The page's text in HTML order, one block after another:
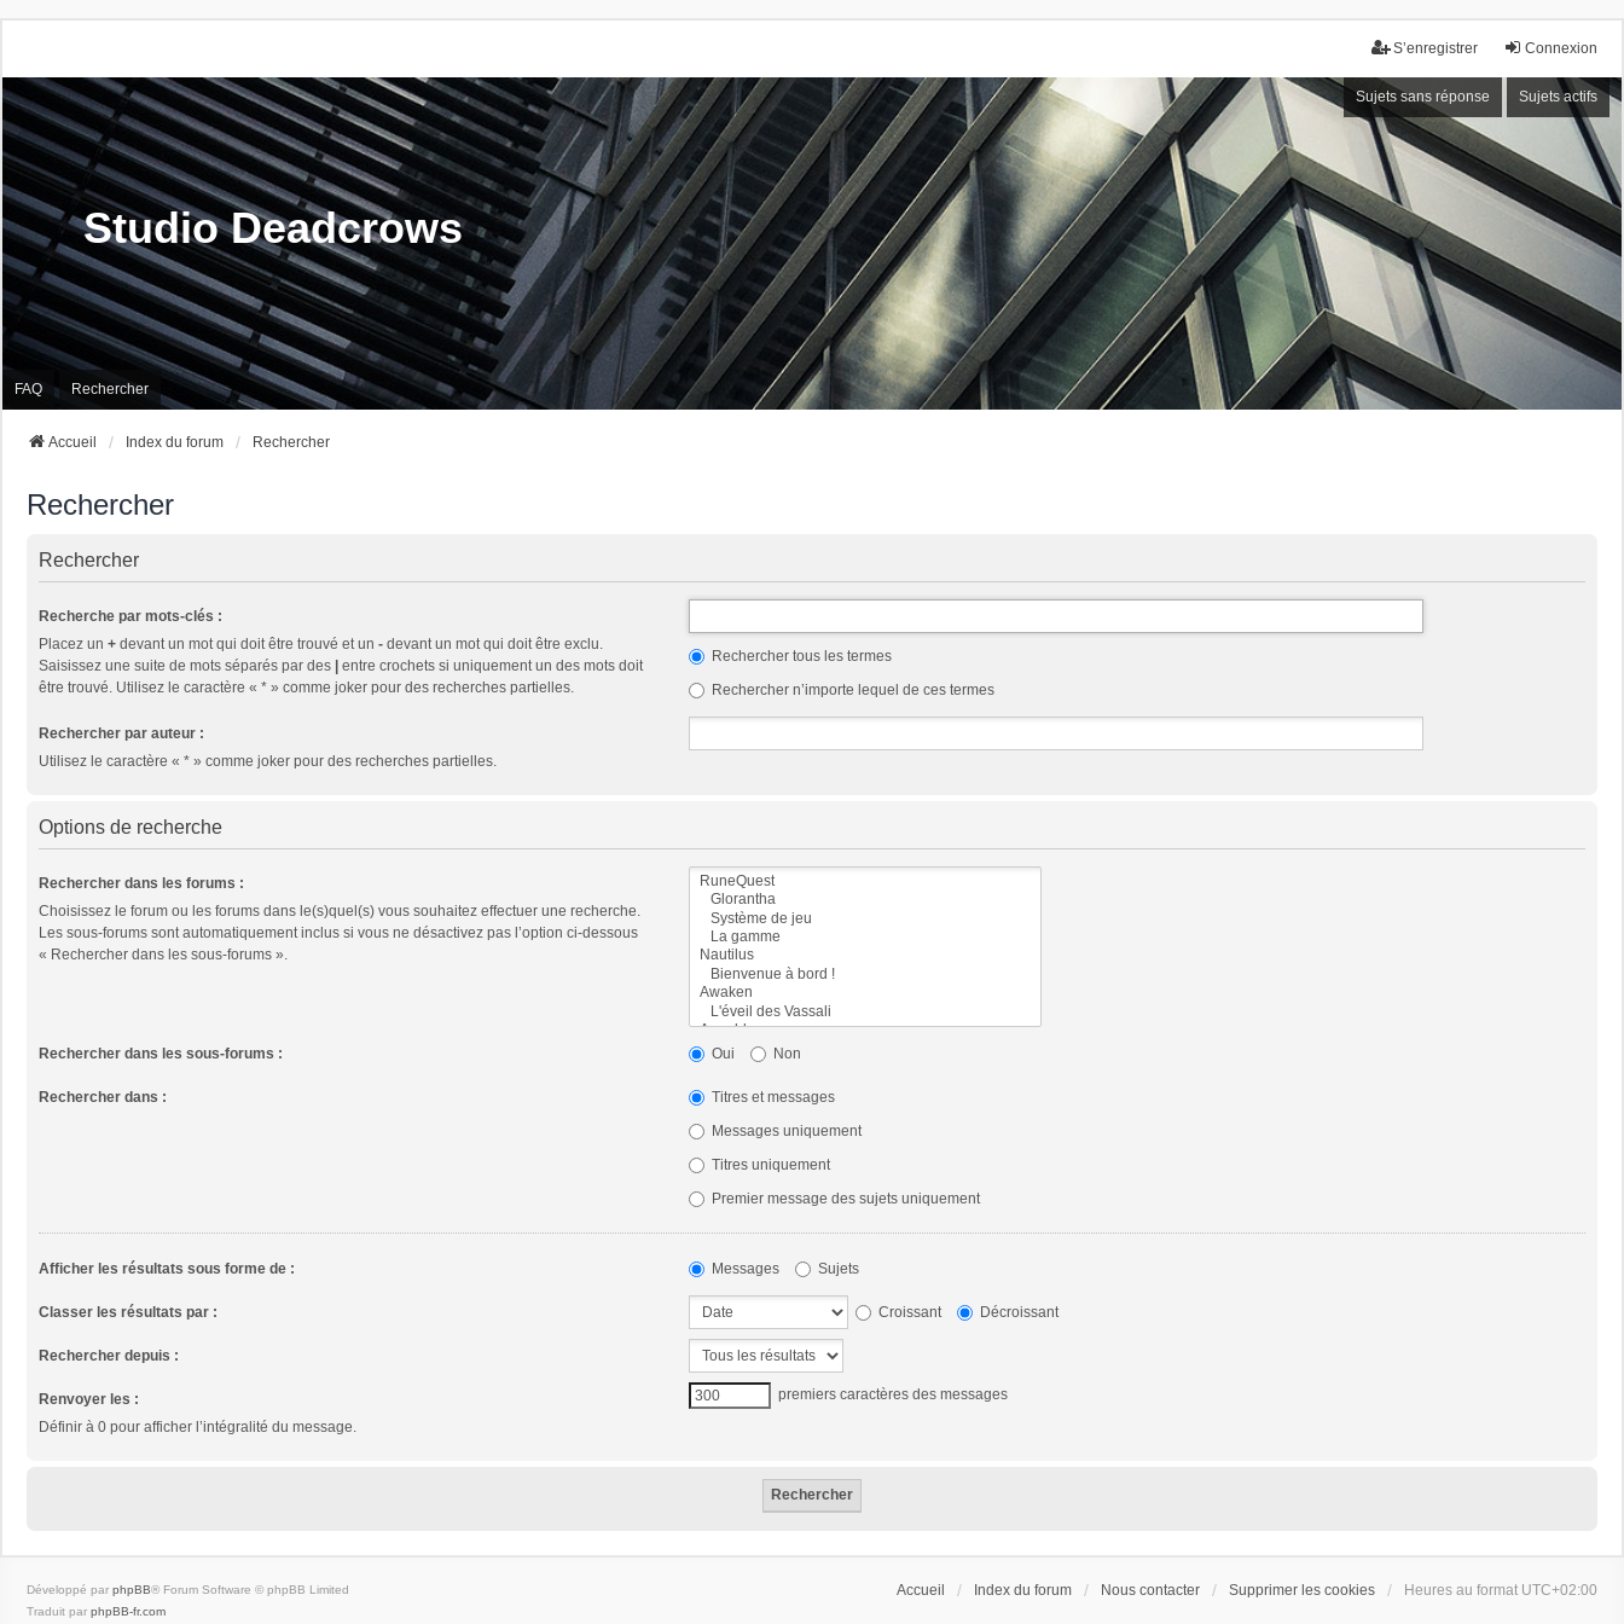
Connexion
S’enregistrer
Sujets sans réponse Sujets actifs
Studio Deadcrows
FAQ Rechercher
Accueil Index du forum Rechercher
Rechercher
Rechercher
Recherche par mots-clés :
Placez un + devant un mot qui doit être trouvé et un - devant un mot qui doit être exclu.
Saisissez une suite de mots séparés par des | entre crochets si uniquement un des mots doit
être trouvé. Utilisez le caractère « * » comme joker pour des recherches partielles.
Rechercher tous les termes
Rechercher n’importe lequel de ces termes
Rechercher par auteur :
Utilisez le caractère « * » comme joker pour des recherches partielles.
Options de recherche
Rechercher dans les forums :
Choisissez le forum ou les forums dans le(s)quel(s) vous souhaitez effectuer une recherche.
Les sous-forums sont automatiquement inclus si vous ne désactivez pas l’option ci-dessous
« Rechercher dans les sous-forums ».
Rechercher dans les sous-forums : Oui Non
Rechercher dans :
Titres et messages
Messages uniquement
Titres uniquement
Premier message des sujets uniquement
Afficher les résultats sous forme de : Messages Sujets
Classer les résultats par : Croissant Décroissant
Rechercher depuis :
Renvoyer les :
Définir à 0 pour afficher l’intégralité du message.
premiers caractères des messages
Accueil Index du forum Nous contacter Supprimer les cookies Heures au format UTC+02:00
Développé par phpBB® Forum Software © phpBB Limited
Traduit par phpBB-fr.com